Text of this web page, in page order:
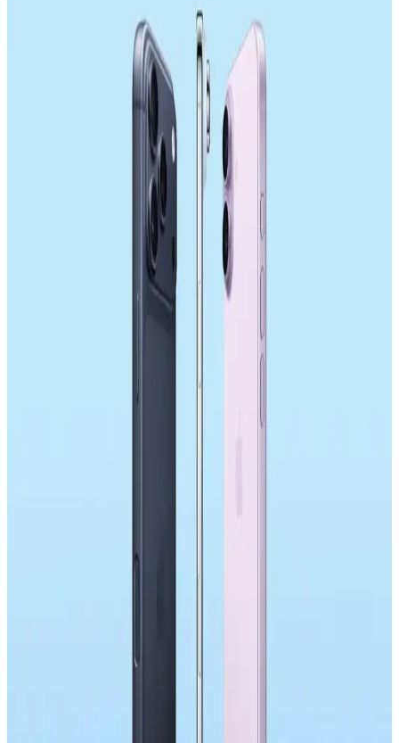
Samsung, üç hücreli toplam 18,000 mAh kapasiteli silikon pil
teknolojisiyle akıllı telefonlarda pil ömrünü artırmayı hedefliyor.
Ancak kalınlık ve ısı yönetimi gibi teknik zorluklar bulunuyor.
Samsung Galaxy S26 Ultra Batarya Kapasitesi ve
Enerji Verimliliği Üzerine Detaylı İnceleme
Samsung Galaxy S26 Ultra'nın 5000 mAh batarya kapaseti, enerji
verimliliği ve donanım optimizasyonları sayesinde tatmin edici
kullanım süresi sunuyor. Uluslararası düzenlemeler ve tasarım
kısıtlamaları batarya kapasitesini sınırlıyor.
Sony'nin Akıllı Telefon Pazarındaki Konumu ve
ABD Pazarındaki Rekabet Dinamikleri
Sony, yüksek fiyat ve yetersiz yazılım desteği nedeniyle akıllı
telefon pazarında gerilerken, ABD'de Samsung ve Apple hakimiyeti
DRAM Kıtlığı ve Apple'ın Akıllı Telefon
Piyasasındaki Fiyatlandırma Stratejileri
DRAM kıtlığı, akıllı telefon fiyatlarında artışa yol açıyor. Apple,
donanımda bazı iyileştirmeler var. Ancak kullanıcılar, tasarımın
durağanlığından ve yenilik eksikliğinden dolayı yükseltme
Samsung Galaxy S26 serisi, işlemci güncellemeleri ve ekran